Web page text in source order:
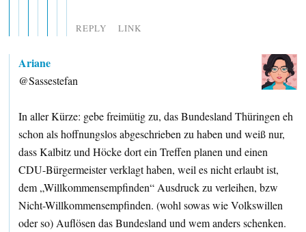
REPLY LINK
Ariane
@Sassestefan
In aller Kürze: gebe freimütig zu, das Bundesland Thüringen eh
schon als hoffnungslos abgeschrieben zu haben und weiß nur,
dass Kalbitz und Höcke dort ein Treffen planen und einen
CDU-Bürgermeister verklagt haben, weil es nicht erlaubt ist,
dem „Willkommensempfinden“ Ausdruck zu verleihen, bzw
Nicht-Willkommensempfinden. (wohl sowas wie Volkswillen
oder so) Auflösen das Bundesland und wem anders schenken.